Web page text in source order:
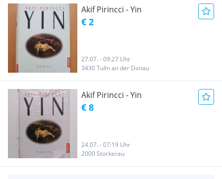
Akif Pirincci - Yin
€ 2
27.07. - 09:27 Uhr
3430 Tulln an der Donau
Akif Pirincci - Yin
€ 8
24.07. - 07:19 Uhr
2000 Stockerau